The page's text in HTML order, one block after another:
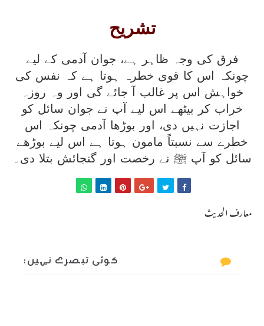
تشریح
فرق کی وجہ ظاہر ہے، جوان آدمی کے لیے
چونکہ اس کا قوی خطرہ ہوتا ہے کہ نفس کی
خواہش اس پر غالب آ جائے گی اور وہ روزہ
خراب کر بیٹھے اس لیے آپ نے جوان سائل کو
اجازت نہیں دی، اور بوڑھا آدمی چونکہ اس
خطرے سے نسبتاً مامون ہوتا ہے اس لیے بوڑھے
سائل کو آپ ﷺ نے رخصت اور گنجائش بتلا دی۔
معارف الحدیث
کوئی تبصرے نہیں: